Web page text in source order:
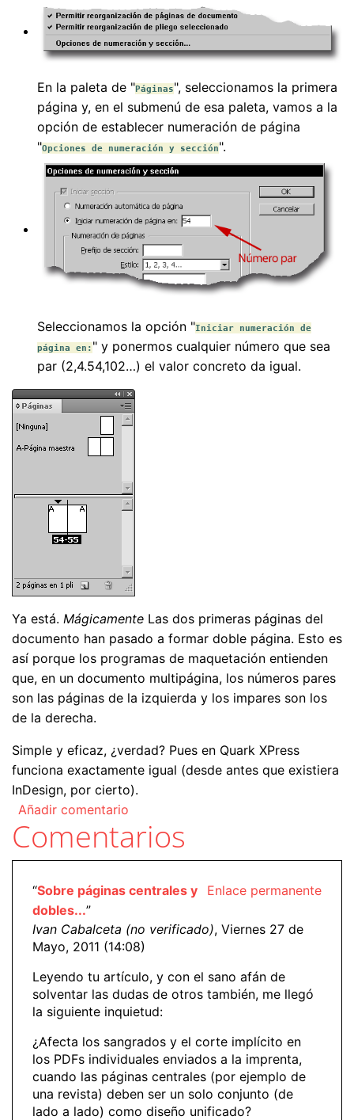
En la paleta de "Páginas", seleccionamos la primera
página y, en el submenú de esa paleta, vamos a la
opción de establecer numeración de página
"Opciones de numeración y sección".
Seleccionamos la opción "Iniciar numeración de
página en: " y ponermos cualquier número que sea
par (2,4.54,102…) el valor concreto da igual.
Ya está. Mágicamente Las dos primeras páginas del
documento han pasado a formar doble página. Esto es
así porque los programas de maquetación entienden
que, en un documento multipágina, los números pares
son las páginas de la izquierda y los impares son los
de la derecha.
Simple y eficaz, ¿verdad? Pues en Quark XPress
funciona exactamente igual (desde antes que existiera
InDesign, por cierto).
Añadir comentario
Comentarios
Enlace permanente
“Sobre páginas centrales y
dobles...”
Ivan Cabalceta (no verificado), Viernes 27 de
Mayo, 2011 (14:08)
Leyendo tu artículo, y con el sano afán de
solventar las dudas de otros también, me llegó
la siguiente inquietud:
¿Afecta los sangrados y el corte implícito en
los PDFs individuales enviados a la imprenta,
cuando las páginas centrales (por ejemplo de
una revista) deben ser un solo conjunto (de
lado a lado) como diseño unificado?